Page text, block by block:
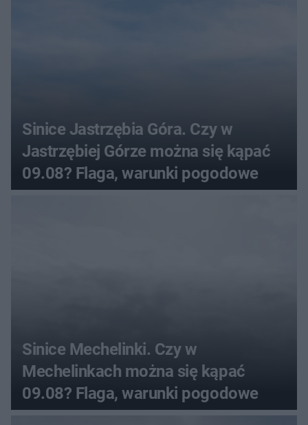
Sinice Jastrzębia Góra. Czy w
Jastrzębiej Górze można się kąpać
09.08? Flaga, warunki pogodowe
Sinice Mechelinki. Czy w
Mechelinkach można się kąpać
09.08? Flaga, warunki pogodowe